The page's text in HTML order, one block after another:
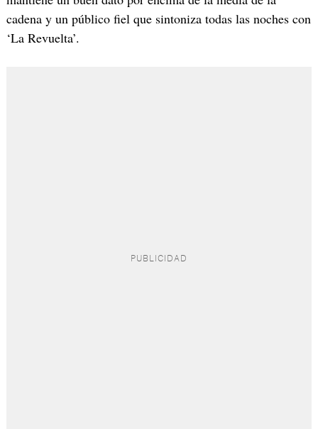
cadena y un público fiel que sintoniza todas las noches con
‘La Revuelta’.